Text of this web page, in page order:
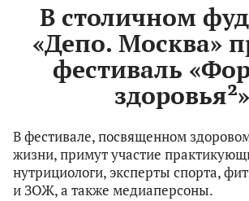
В столичном
«Депо. Москва»
фестиваль
здоровья²»
В фестивале, посвященном
жизни, примут участие
нутрициологи, эксперты спорта,
и ЗОЖ, а также медиаперсоны.